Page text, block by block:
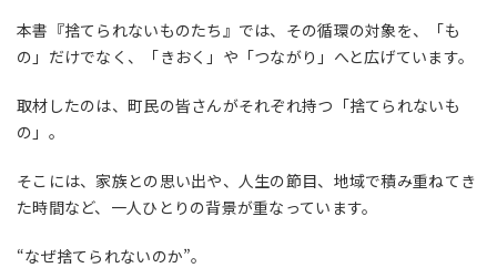
本書『捨てられないものたち』では、その循環の対象を、「も
の」だけでなく、「きおく」や「つながり」へと広げています。
取材したのは、町民の皆さんがそれぞれ持つ「捨てられないも
の」。
そこには、家族との思い出や、人生の節目、地域で積み重ねてき
た時間など、一人ひとりの背景が重なっています。
“なぜ捨てられないのか”。